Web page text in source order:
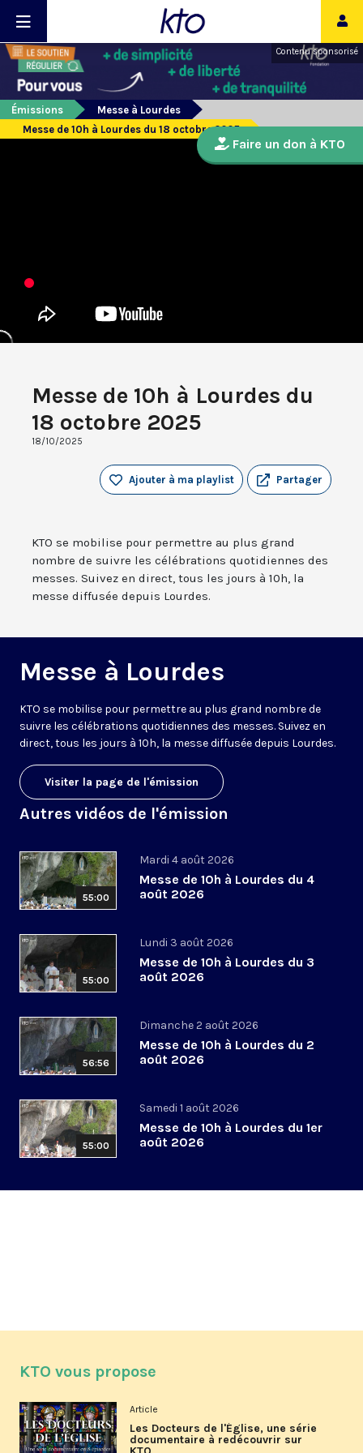
Contenu sponsorisé
Émissions
Messe à Lourdes
Messe de 10h à Lourdes du 18 octobre 2025
Messe de 10h à Lourdes du
18 octobre 2025
18/10/2025
Partager
Ajouter à ma playlist
KTO se mobilise pour permettre au plus grand
nombre de suivre les célébrations quotidiennes des
messes. Suivez en direct, tous les jours à 10h, la
messe diffusée depuis Lourdes.
Messe à Lourdes
KTO se mobilise pour permettre au plus grand nombre de
suivre les célébrations quotidiennes des messes. Suivez en
direct, tous les jours à 10h, la messe diffusée depuis Lourdes.
Visiter la page de l'émission
Autres vidéos de l'émission
55:00
Mardi 4 août 2026
Messe de 10h à Lourdes du 4
août 2026
55:00
Lundi 3 août 2026
Messe de 10h à Lourdes du 3
août 2026
56:56
Dimanche 2 août 2026
Messe de 10h à Lourdes du 2
août 2026
55:00
Samedi 1 août 2026
Messe de 10h à Lourdes du 1er
août 2026
Faire un don à KTO
KTO vous propose
Article
Les Docteurs de l'Église, une série
documentaire à redécouvrir sur